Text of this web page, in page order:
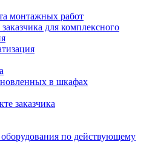
монтажных работ
для комплексного
в шкафах
заказчика
по действующему